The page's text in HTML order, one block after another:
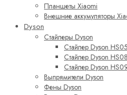
Планшеты Xiaomi
Внешние аккумуляторы
Dyson
Стайлеры Dyson
Стайлер Dyson HS05
Стайлер Dyson HS08
Стайлер Dyson
Выпрямители Dyson
Фены Dyson